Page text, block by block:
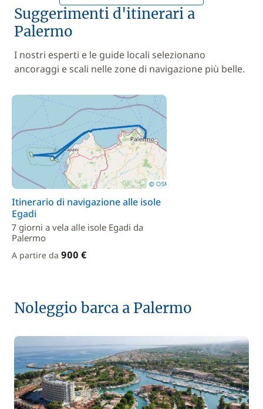
Suggerimenti d'itinerari a
Palermo
I nostri esperti e le guide locali selezionano
ancoraggi e scali nelle zone di navigazione più belle.
Itinerario di navigazione alle isole
Egadi
7 giorni a vela alle isole Egadi da
Palermo
A partire da 900 €
Noleggio barca a Palermo